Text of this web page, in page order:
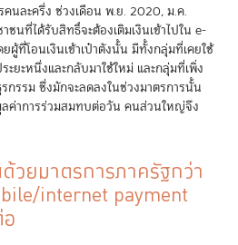
คนละครึ่ง ช่วงเดือน พ.ย. 2020, ม.ค.
ชนที่ได้รับสิทธิ์จะต้องเติมเงินเข้าไปใน e-
ผู้ที่โอนเงินเข้าเป๋าตังนั้น มีทั้งกลุ่มที่เคยใช้
ยะหนึ่งและกลับมาใช้ใหม่ และกลุ่มที่เพิ่ง
กรรม ซึ่งมักจะลดลงในช่วงมาตรการนั้น
ลค่าการร่วมสมทบต่อวัน คนส่วนใหญ่จึง
วยมาตรการภาครัฐกว่า
internet payment